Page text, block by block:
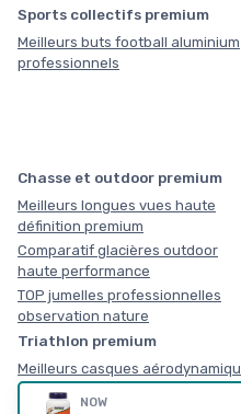
NOW
Sports collectifs premium
Meilleurs buts football aluminium
professionnels
Chasse et outdoor premium
Meilleurs longues vues haute
définition premium
Comparatif glacières outdoor
haute performance
TOP jumelles professionnelles
observation nature
Triathlon premium
Meilleurs casques
Comparatif combinaisons